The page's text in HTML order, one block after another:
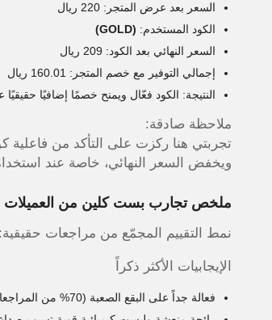
السعر بعد عرض المتجر: 220 ريال
الكود المستخدم: (GOLD)
السعر النهائي بعد الكود: 209 ريال
إجمالي التوفير مع خصم المتجر: 160.01 ريال
النتيجة: الكود فعّال ويمنح خصمًا إضافيًا حقيقيًا
ملاحظة صادقة:
تجربتي هنا ركزت على التأكد من
ويخفض السعر النهائي، خاصة عند
ملخص تجارب بست كلين من العميلات
نمط التقييم المجمّع من مراجعات حقيقية:
الإيجابيات الأكثر ذكراً
فعالة جداً على البقع الصعبة (70% من المراجعات أشارت لهذه النقطة)